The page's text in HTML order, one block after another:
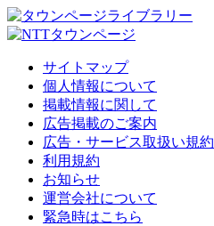
サイトマップ
個人情報について
掲載情報に関して
広告掲載のご案内
広告・サービス取扱い規約
利用規約
お知らせ
運営会社について
緊急時はこちら